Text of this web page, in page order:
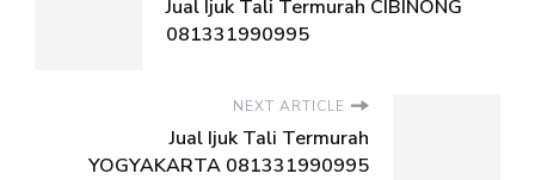
Jual Ijuk Tali Termurah CIBINONG
081331990995
NEXT ARTICLE
Jual Ijuk Tali Termurah
YOGYAKARTA 081331990995